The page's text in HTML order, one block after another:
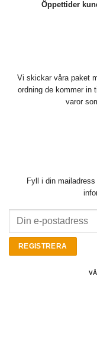
Öppettider
Vi skickar våra paket
ordning de kommer in
varor
Fyll i din